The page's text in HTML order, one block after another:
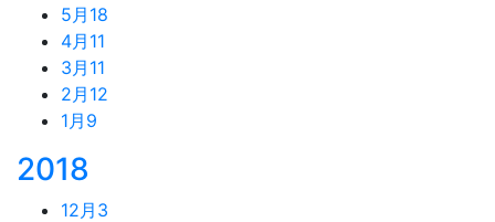
5月 18
4月 11
3月 11
2月 12
1月 9
2018
12月 3